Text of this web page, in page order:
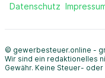
Datenschutz
© gewerbesteuer.online -
Wir sind ein redaktionelles
Gewähr. Keine Steuer-